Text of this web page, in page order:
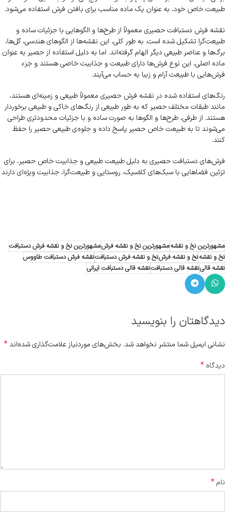
طبیعت خاص خود، به عنوان یک ماده مناسب برای بافتن فرش استفاده می‌شود.
نقشه فرش دستبافت حصیری معمولاً از طرح‌ها و الگوهایی با جزئیات ساده و
طبیعت‌گرا تشکیل شده است. به طور کلی، این نقشه‌ها از الگوهای هندسی، گل‌ها،
برگ‌ها و عناصر طبیعی دیگر الهام گرفته‌اند. اما به دلیل استفاده از حصیر به عنوان
ماده اصلی، این نوع فرش‌ها دارای طبیعت و جذابیت خاصی هستند و جزء
فرش‌هایی با طبیعت آرام و زیبا به حساب می‌آیند.
رنگ‌های استفاده شده در نقشه فرش حصیری معمولاً طبیعی و زمینه‌ای هستند،
مانند طبقات مختلف حصیر که به طور طبیعی از رنگ‌های خاکی و طبیعی برخوردار
هستند. از طرفی، طرح‌ها و الگوها به صورت ساده و با جزئیات محدود‌تری طراحی
می‌شوند تا به طبیعت خاص حصیر پاسخ داده و جلوه‌ی طبیعی حصیر را حفظ
کنند.
فرش‌های دستبافت حصیری به دلیل طبیعت طبیعی و جذابیت خاص حصیر، برای
تزئین فضاهایی با سبک‌های کلاسیک، روستایی و طبیعت‌گرا، جذابیت ویژه‌ای دارند
مشهورترین نخ و نقشهمشهورترین نخ و نقشه فرشمشهورترین نخ و نقشه فرش دستبافت
نخ و نقشهنخ و نقشه فرشنخ و نقشه فرش دستبافتنقشه فرش دستبافت طاووس
نقشه قالینقشه قالی دستبافتنقشه قالی دستبافت ایرانی
دیدگاهتان را بنویسید
نشانی ایمیل شما منتشر نخواهد شد. بخش‌های موردنیاز علامت‌گذاری شده‌اند*
دیدگاه *
نام*